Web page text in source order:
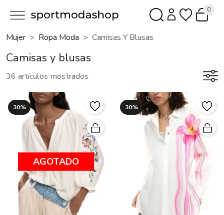
0
Mujer Ropa Moda Camisas Y Blusas
Camisas y blusas
36 artículos mostrados
30%
AGOTADO
30%